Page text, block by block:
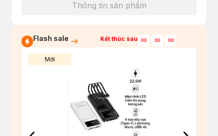
Thông tin sản phẩm
Flash sale Kết thúc sau 00 00 00
Mới